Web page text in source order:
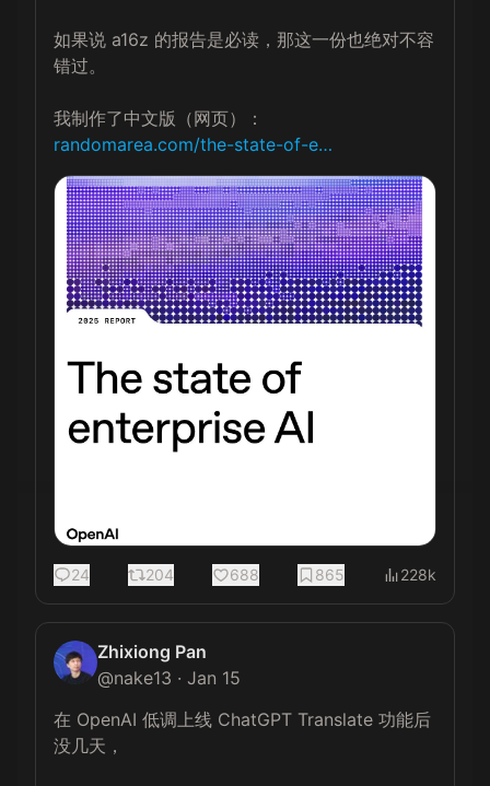
如果说 a16z 的报告是必读，那这一份也绝对不容
错过。
randomarea.com/the-state-of-e…
24 204 688 865 228k
Zhixiong Pan
@nake13 · Jan 15
在 OpenAI 低调上线 ChatGPT Translate 功能后
没几天，